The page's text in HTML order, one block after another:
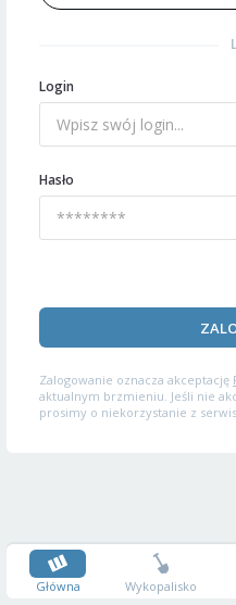
Login
Hasło
Zalogowanie oznacza akceptację
aktualnym brzmieniu. Jeśli nie
prosimy o niekorzystanie z
Główna Wykopalisko